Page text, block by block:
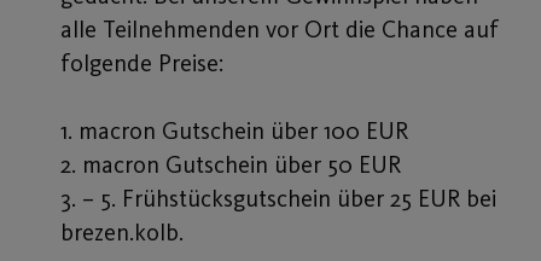
alle Teilnehmenden vor Ort die Chance auf
folgende Preise:
1. macron Gutschein über 100 EUR
2. macron Gutschein über 50 EUR
3. – 5. Frühstücksgutschein über 25 EUR bei
brezen.kolb.